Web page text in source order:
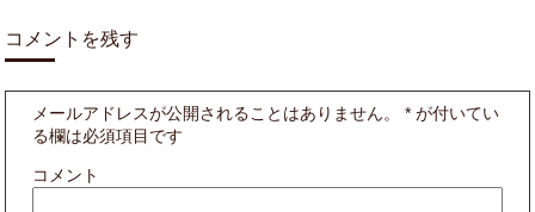
コメントを残す
メールアドレスが公開されることはありません。 * が付いてい
る欄は必須項目です
コメント